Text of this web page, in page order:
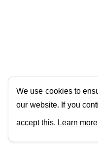
We use cookies to
our website. If you
accept this. Learn more